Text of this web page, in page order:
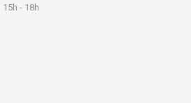
15h - 18h